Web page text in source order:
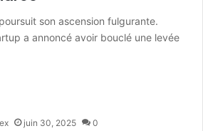
son ascension fulgurante.
a annoncé avoir bouclé une levée
juin 30, 2025 0